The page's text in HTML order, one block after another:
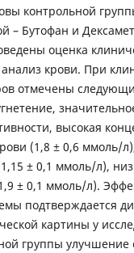
контрольной
– Бутофан и
оценка
крови. При
отмечены
высокая
(1,8 ± 0,6 ммоль/
± 0,1 ммоль/л),
± 0,1 ммоль/л).
подтверждается
картины у
группы улучшение